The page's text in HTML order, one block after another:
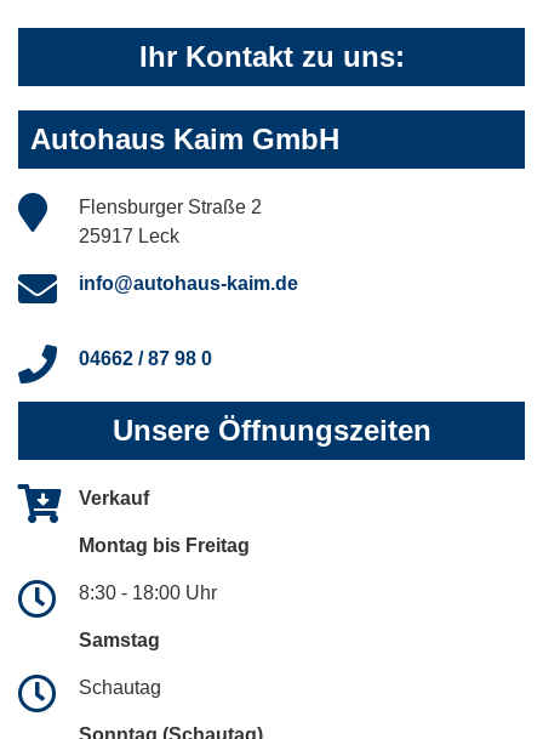
Ihr Kontakt zu uns:
Autohaus Kaim GmbH
Flensburger Straße 2
25917 Leck
info@autohaus-kaim.de
04662 / 87 98 0
Unsere Öffnungszeiten
Verkauf
Montag bis Freitag
8:30 - 18:00 Uhr
Samstag
Schautag